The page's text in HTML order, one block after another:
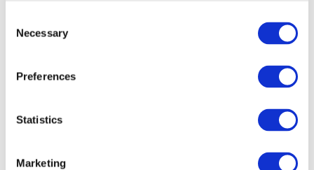
Selection
Necessary
Preferences
Statistics
Marketing